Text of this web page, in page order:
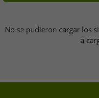
No se pudieron cargar los
a